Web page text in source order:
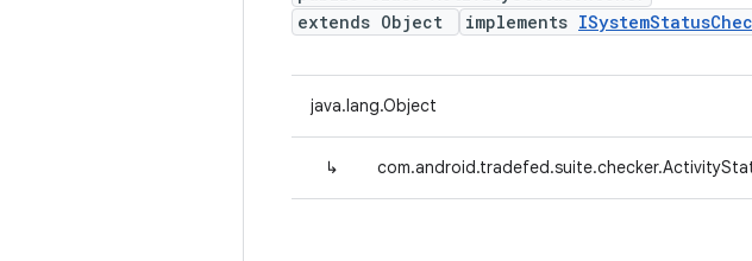
extends Object
implements
java.lang.Object
↳